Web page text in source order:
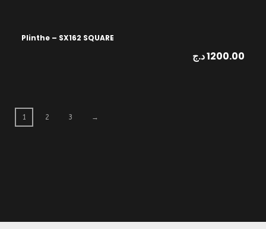
Plinthe – SX162 SQUARE
1200.00د.ج
1 2 3 →